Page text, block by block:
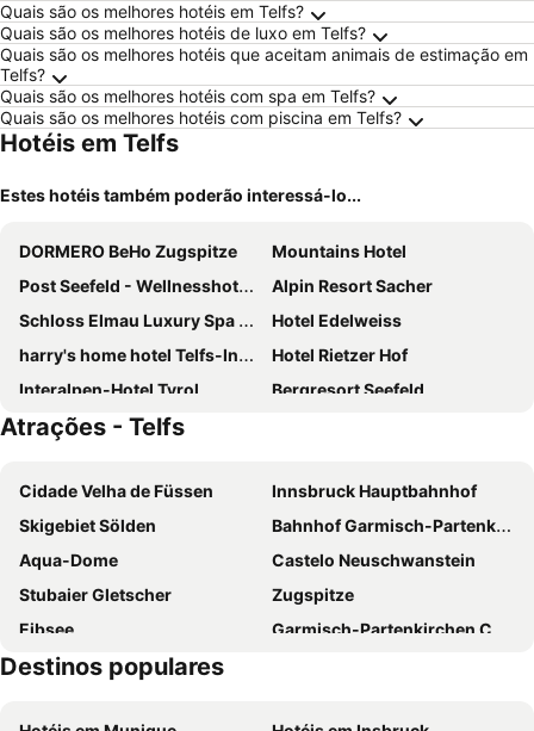
Quais são os melhores hotéis em Telfs?
Quais são os melhores hotéis de luxo em Telfs?
Quais são os melhores hotéis que aceitam animais de estimação em
Telfs?
Quais são os melhores hotéis com spa em Telfs?
Quais são os melhores hotéis com piscina em Telfs?
Hotéis em Telfs
Estes hotéis também poderão interessá-lo...
DORMERO BeHo Zugspitze
Mountains Hotel
Post Seefeld - Wellnesshotel Tirol
Alpin Resort Sacher
Schloss Elmau Luxury Spa Retreat & Cultural Hideaway
Hotel Edelweiss
harry's home hotel Telfs-Innsbruck
Hotel Rietzer Hof
Interalpen-Hotel Tyrol
Bergresort Seefeld
Hotel Central
Hotel Quellenhof
Hotel Bergland
Götznerhof - Self-Check-in
Clubhotel Götzens
Hotel Martina
Inntaler Hof
Hotel Lärchenhof Natur
Hubertushof
Landhotel Wolf
Bergidyll & Hotel Trofana
Alpenhotel Karwendel
Atrações - Telfs
Cidade Velha de Füssen
Innsbruck Hauptbahnhof
Skigebiet Sölden
Bahnhof Garmisch-Partenkirchen
Aqua-Dome
Castelo Neuschwanstein
Stubaier Gletscher
Zugspitze
Eibsee
Garmisch-Partenkirchen Casino
Hohenschwangau
Destinos populares